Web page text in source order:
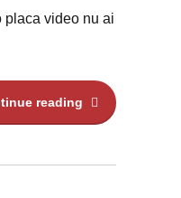
placa video nu ai
reading